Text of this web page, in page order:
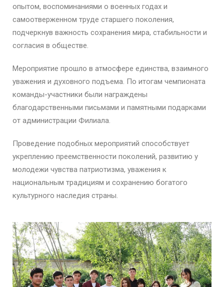
опытом, воспоминаниями о военных годах и
самоотверженном труде старшего поколения,
подчеркнув важность сохранения мира, стабильности и
согласия в обществе.
Мероприятие прошло в атмосфере единства, взаимного
уважения и духовного подъема. По итогам чемпионата
команды-участники были награждены
благодарственными письмами и памятными подарками
от администрации Филиала.
Проведение подобных мероприятий способствует
укреплению преемственности поколений, развитию у
молодежи чувства патриотизма, уважения к
национальным традициям и сохранению богатого
культурного наследия страны.